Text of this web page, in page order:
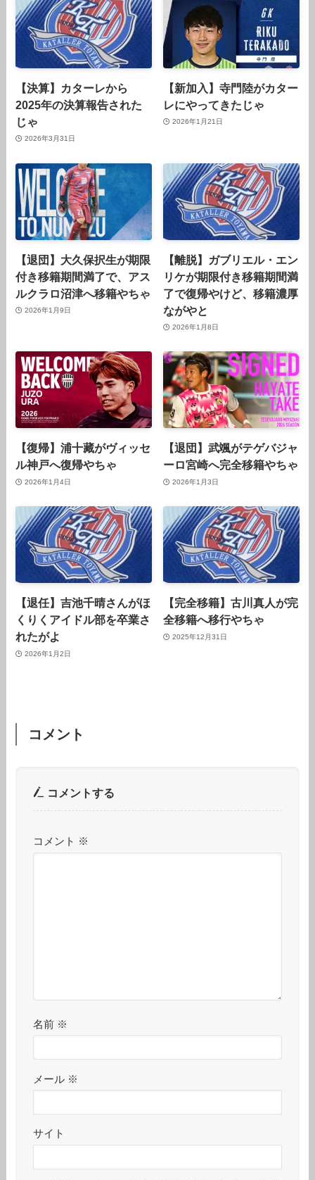
【決算】カターレから
2025年の決算報告された
じゃ
2026年3月31日
【新加入】寺門陸がカター
レにやってきたじゃ
2026年1月21日
【退団】大久保択生が期限
付き移籍期間満了で、アス
ルクラロ沼津へ移籍やちゃ
2026年1月9日
【離脱】ガブリエル・エン
リケが期限付き移籍期間満
了で復帰やけど、移籍濃厚
ながやと
2026年1月8日
【復帰】浦十藏がヴィッセ
ル神戸へ復帰やちゃ
2026年1月4日
【退団】武颯がテゲバジャ
ーロ宮崎へ完全移籍やちゃ
2026年1月3日
【退任】吉池千晴さんがほ
くりくアイドル部を卒業さ
れたがよ
2026年1月2日
【完全移籍】古川真人が完
全移籍へ移行やちゃ
2025年12月31日
コメント
コメントする
コメント ※
名前 ※
メール ※
サイト